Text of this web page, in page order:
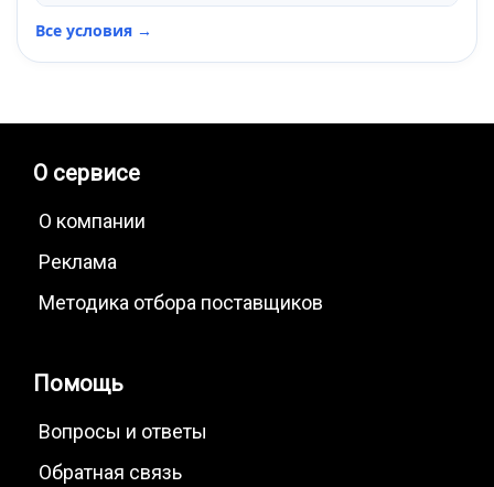
Все условия →
О сервисе
О компании
Реклама
Методика отбора поставщиков
Помощь
Вопросы и ответы
Обратная связь